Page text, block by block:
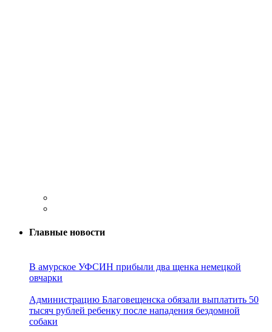
Главные новости
В амурское УФСИН прибыли два щенка немецкой
овчарки
Администрацию Благовещенска обязали выплатить 50
тысяч рублей ребенку после нападения бездомной
собаки